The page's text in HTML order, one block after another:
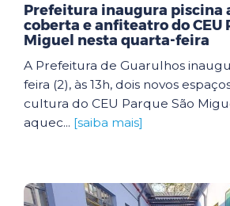
Prefeitura inaugura piscina
coberta e anfiteatro do CEU
Miguel nesta quarta-feira
A Prefeitura de Guarulhos
feira (2), às 13h, dois novos
cultura do CEU Parque São
aquec... [saiba mais]